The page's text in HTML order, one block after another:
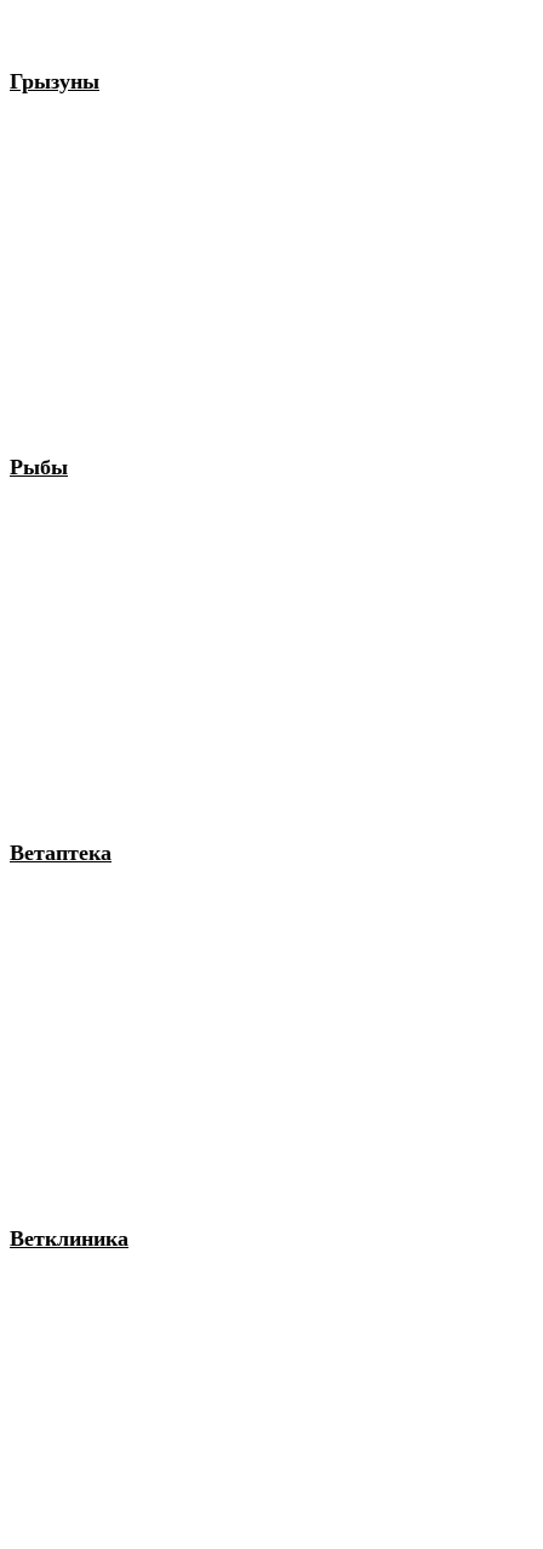
Грызуны
Рыбы
Ветаптека
Ветклиника